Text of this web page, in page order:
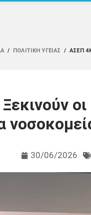
/ ΠΟΛΙΤΙΚΉ ΥΓΕΊΑΣ / ΑΣΕΠ
οι
30/06/2026